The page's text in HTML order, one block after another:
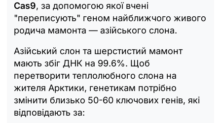
Cas9, за допомогою якої вчені
"переписують" геном найближчого живого
родича мамонта — азійського слона.
Азійський слон та шерстистий мамонт
мають збіг ДНК на 99.6%. Щоб
перетворити теплолюбного слона на
жителя Арктики, генетикам потрібно
змінити близько 50-60 ключових генів, які
відповідають за: